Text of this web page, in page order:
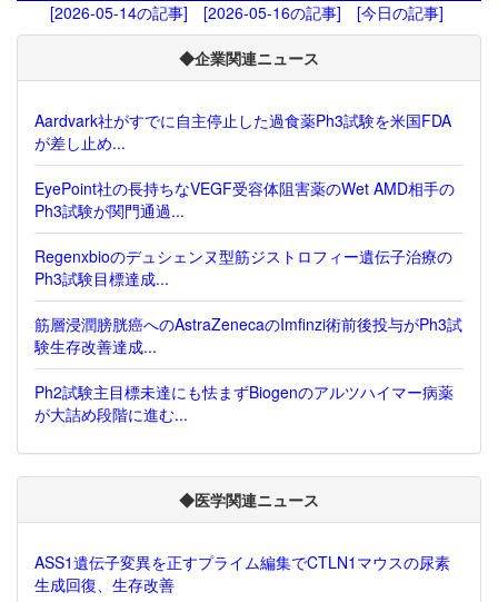
[2026-05-14の記事]
[2026-05-16の記事] [今日の記事]
◆企業関連ニュース
Aardvark社がすでに自主停止した過食薬Ph3試験を米国FDA
が差し止め...
EyePoint社の長持ちなVEGF受容体阻害薬のWet AMD相手の
Ph3試験が関門通過...
Regenxbioのデュシェンヌ型筋ジストロフィー遺伝子治療の
Ph3試験目標達成...
筋層浸潤膀胱癌へのAstraZenecaのImfinzi術前後投与がPh3試
験生存改善達成...
Ph2試験主目標未達にも怯まずBiogenのアルツハイマー病薬
が大詰め段階に進む...
◆医学関連ニュース
ASS1遺伝子変異を正すプライム編集でCTLN1マウスの尿素
生成回復、生存改善